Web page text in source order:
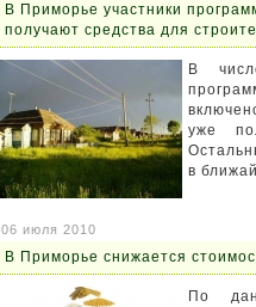
В Приморье участники
получают средства для
В
уже
в
06 июля 2010
В Приморье снижается
По